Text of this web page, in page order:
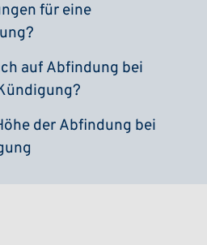
für eine
auf Abfindung bei
der Abfindung bei